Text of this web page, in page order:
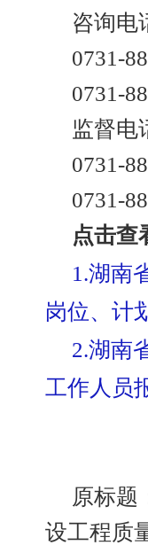
咨询电
0731-
0731-
监督电
0731-
0731-
点击查
1.湖南
岗位、计
2.湖南
工作人员
原标题
设工程质